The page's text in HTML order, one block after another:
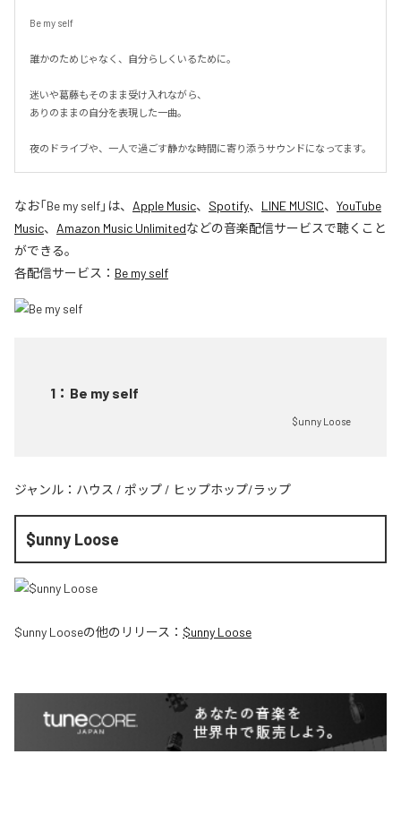
Be my self
誰かのためじゃなく、自分らしくいるために。
迷いや葛藤もそのまま受け入れながら、
ありのままの自分を表現した一曲。
夜のドライブや、一人で過ごす静かな時間に寄り添うサウンドになってます。
なお「Be my self」は、 Apple Music、 Spotify、 LINE MUSIC、 YouTube
Music、 Amazon Music Unlimitedなどの音楽配信サービスで聴くこと
ができる。
各配信サービス： Be my self
1 ： Be my self
$unny Loose
ジャンル： ハウス / ポップ / ヒップホップ/ラップ
$unny Loose
$unny Looseの他のリリース： $unny Loose